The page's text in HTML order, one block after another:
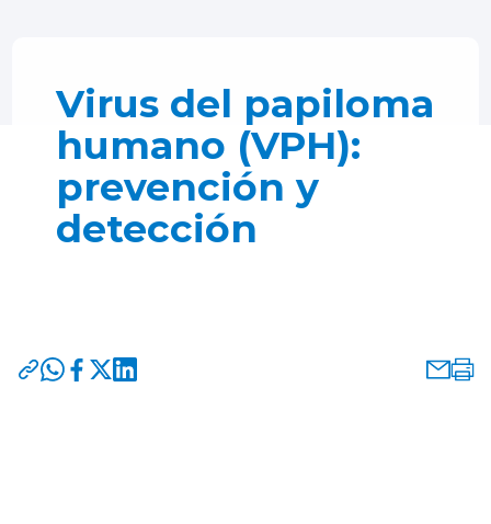
Virus del papiloma
humano (VPH):
prevención y
detección